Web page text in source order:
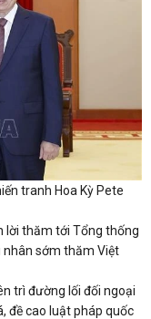
tranh Hoa Kỳ Pete
lời thăm tới Tổng thống
nhân sớm thăm Việt
trì đường lối đối ngoại
đề cao luật pháp quốc